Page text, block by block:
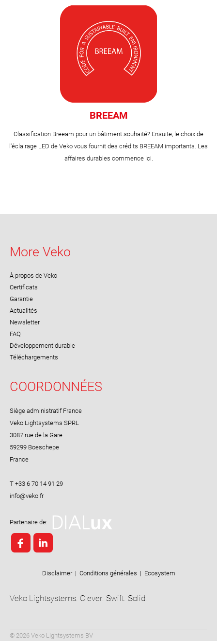
BREEAM
Classification Breeam pour un bâtiment souhaité? Ensuite, le choix de
l'éclairage LED de Veko vous fournit des crédits BREEAM importants. Les
affaires durables commence ici.
More Veko
À propos de Veko
Certificats
Garantie
Actualités
Newsletter
FAQ
Développement durable
Téléchargements
COORDONNÉES
Siège administratif France
Veko Lightsystems SPRL
3087 rue de la Gare
59299 Boeschepe
France
T +33 6 70 14 91 29
Partenaire de:
Disclaimer | Conditions générales | Ecosystem
Veko Lightsystems. Clever. Swift. Solid.
© 2026 Veko Lightsystems BV